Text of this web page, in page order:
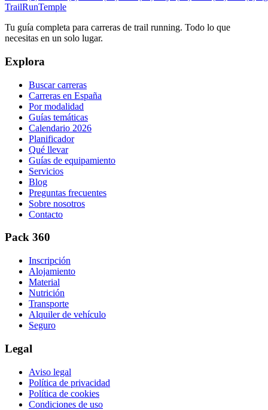
TrailRunTemple
Tu guía completa para carreras de trail running. Todo lo que
necesitas en un solo lugar.
Explora
Buscar carreras
Carreras en España
Por modalidad
Guías temáticas
Calendario 2026
Planificador
Qué llevar
Guías de equipamiento
Servicios
Blog
Preguntas frecuentes
Sobre nosotros
Contacto
Pack 360
Inscripción
Alojamiento
Material
Nutrición
Transporte
Alquiler de vehículo
Seguro
Legal
Aviso legal
Política de privacidad
Política de cookies
Condiciones de uso